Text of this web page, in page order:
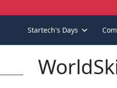
Startech's Days